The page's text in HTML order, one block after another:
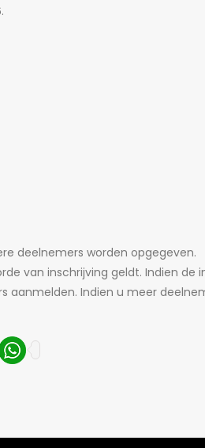
deelnemers worden opgegeven.
van inschrijving geldt. Indien de
aanmelden. Indien u meer